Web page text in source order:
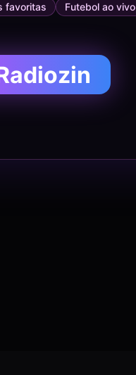
favoritas
Futebol ao vivo